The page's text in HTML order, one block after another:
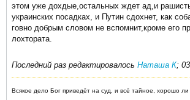
этом уже дохдые,остальных ждет ад,и
украинских посадках, и Путин сдохнет, как
говно добрым словом не вспомнит,кроме его
лохтората.
Последний раз редактировалось Наташа К;
Всякое дело Бог приведёт на суд, и всё тайное, хорошо ли